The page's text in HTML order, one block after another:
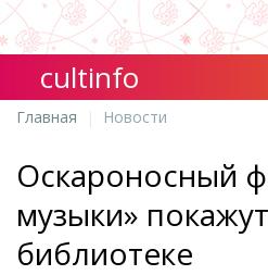
cultinfo
Главная Новости
Оскароносный
музыки»
библиотеке